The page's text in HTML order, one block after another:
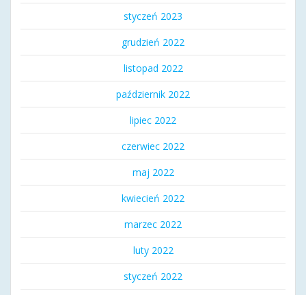
styczeń 2023
grudzień 2022
listopad 2022
październik 2022
lipiec 2022
czerwiec 2022
maj 2022
kwiecień 2022
marzec 2022
luty 2022
styczeń 2022